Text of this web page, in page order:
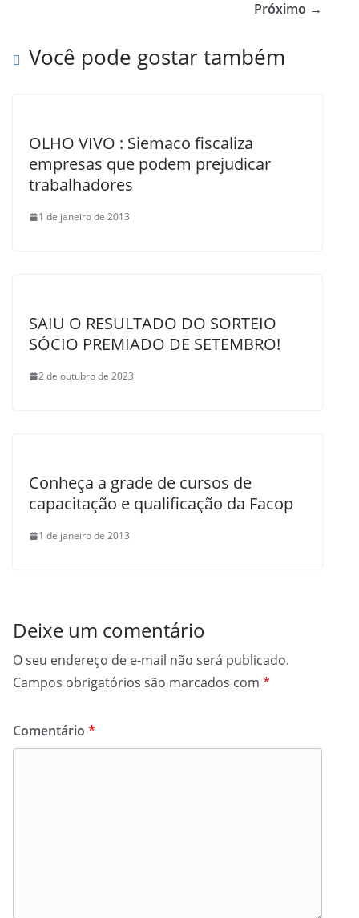
o
Próximo →
Você pode gostar também
OLHO VIVO : Siemaco fiscaliza
empresas que podem prejudicar
trabalhadores
1 de janeiro de 2013
SAIU O RESULTADO DO SORTEIO
SÓCIO PREMIADO DE SETEMBRO!
2 de outubro de 2023
Conheça a grade de cursos de
capacitação e qualificação da Facop
1 de janeiro de 2013
Deixe um comentário
O seu endereço de e-mail não será publicado.
Campos obrigatórios são marcados com *
Comentário *